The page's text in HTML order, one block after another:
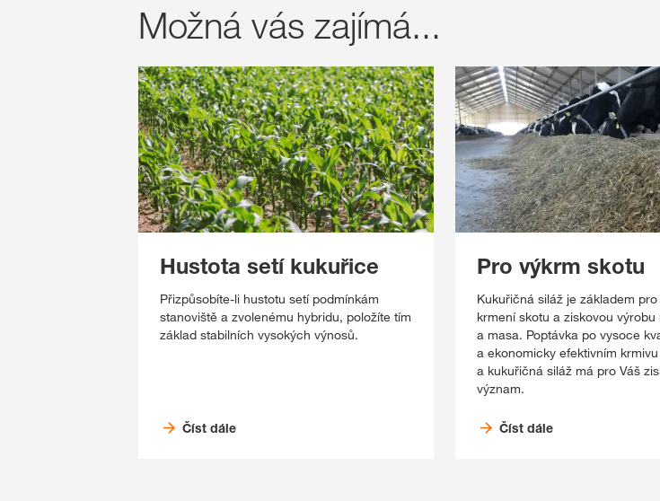
Možná vás zajímá...
Hustota setí kukuřice
Přizpůsobíte-li hustotu setí podmínkám
stanoviště a zvolenému hybridu, položíte tím
základ stabilních vysokých výnosů.
Číst dále
Pro výkrm skotu
Kukuřičná siláž je základem
krmení skotu a ziskovou výrobu
a masa. Poptávka po vysoce
a ekonomicky efektivním
a kukuřičná siláž má pro Váš
význam.
Číst dále